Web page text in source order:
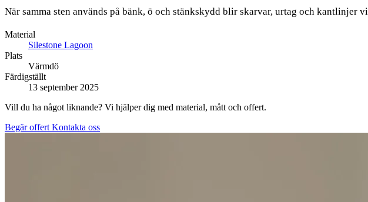
När samma sten används på bänk, ö och stänkskydd blir skarvar, urtag och
Material
Silestone Lagoon
Plats
Värmdö
Färdigställt
13 september 2025
Vill du ha något liknande? Vi hjälper dig med material, mått och offert.
Begär offert Kontakta oss